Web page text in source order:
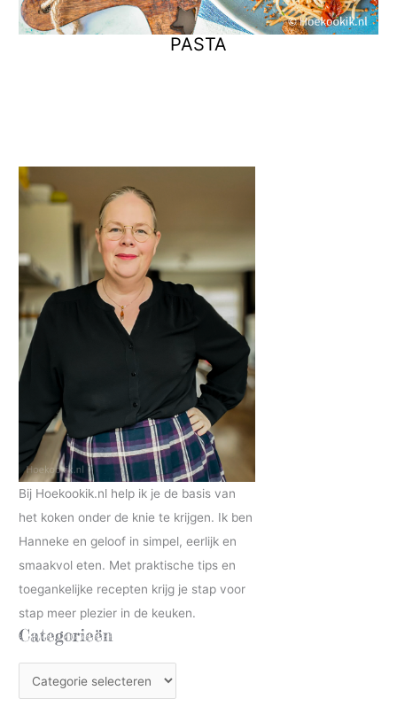
PASTA
Bij Hoekookik.nl help ik je de basis van
het koken onder de knie te krijgen. Ik ben
Hanneke en geloof in simpel, eerlijk en
smaakvol eten. Met praktische tips en
toegankelijke recepten krijg je stap voor
stap meer plezier in de keuken.
Categorieën
a